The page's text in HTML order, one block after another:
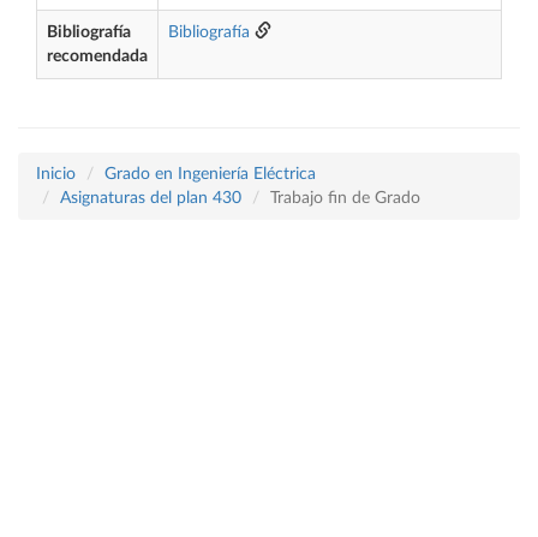
Bibliografía
recomendada
Bibliografía
Inicio
Grado en Ingeniería Eléctrica
Asignaturas del plan 430
Trabajo fin de Grado